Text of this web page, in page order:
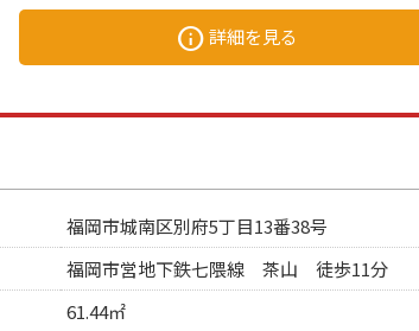
info詳細を見る
福岡市城南区別府5丁目13番38号
福岡市営地下鉄七隈線 茶山 徒歩11分
61.44㎡